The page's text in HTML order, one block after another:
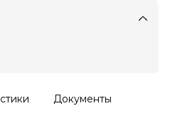
Документы